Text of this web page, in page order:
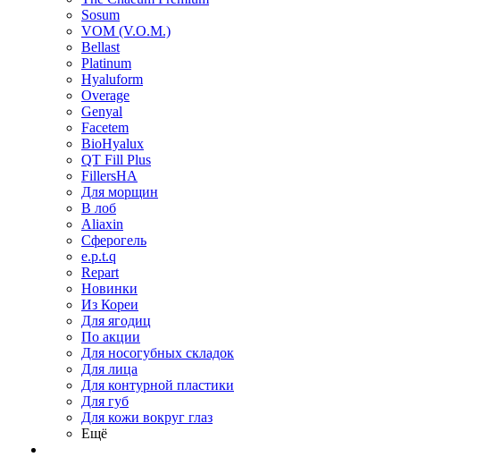
Sosum
VOM (V.O.M.)
Bellast
Platinum
Hyaluform
Overage
Genyal
Facetem
BioHyalux
QT Fill Plus
FillersHA
Для морщин
В лоб
Aliaxin
Сферогель
e.p.t.q
Repart
Новинки
Из Кореи
Для ягодиц
По акции
Для носогубных складок
Для лица
Для контурной пластики
Для губ
Для кожи вокруг глаз
Ещё